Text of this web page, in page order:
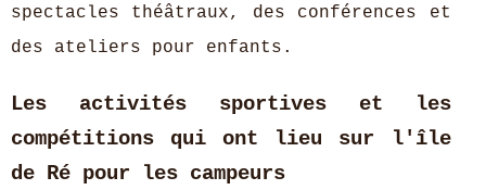
spectacles théâtraux, des conférences et
des ateliers pour enfants.
Les activités sportives et les
compétitions qui ont lieu sur l'île
de Ré pour les campeurs